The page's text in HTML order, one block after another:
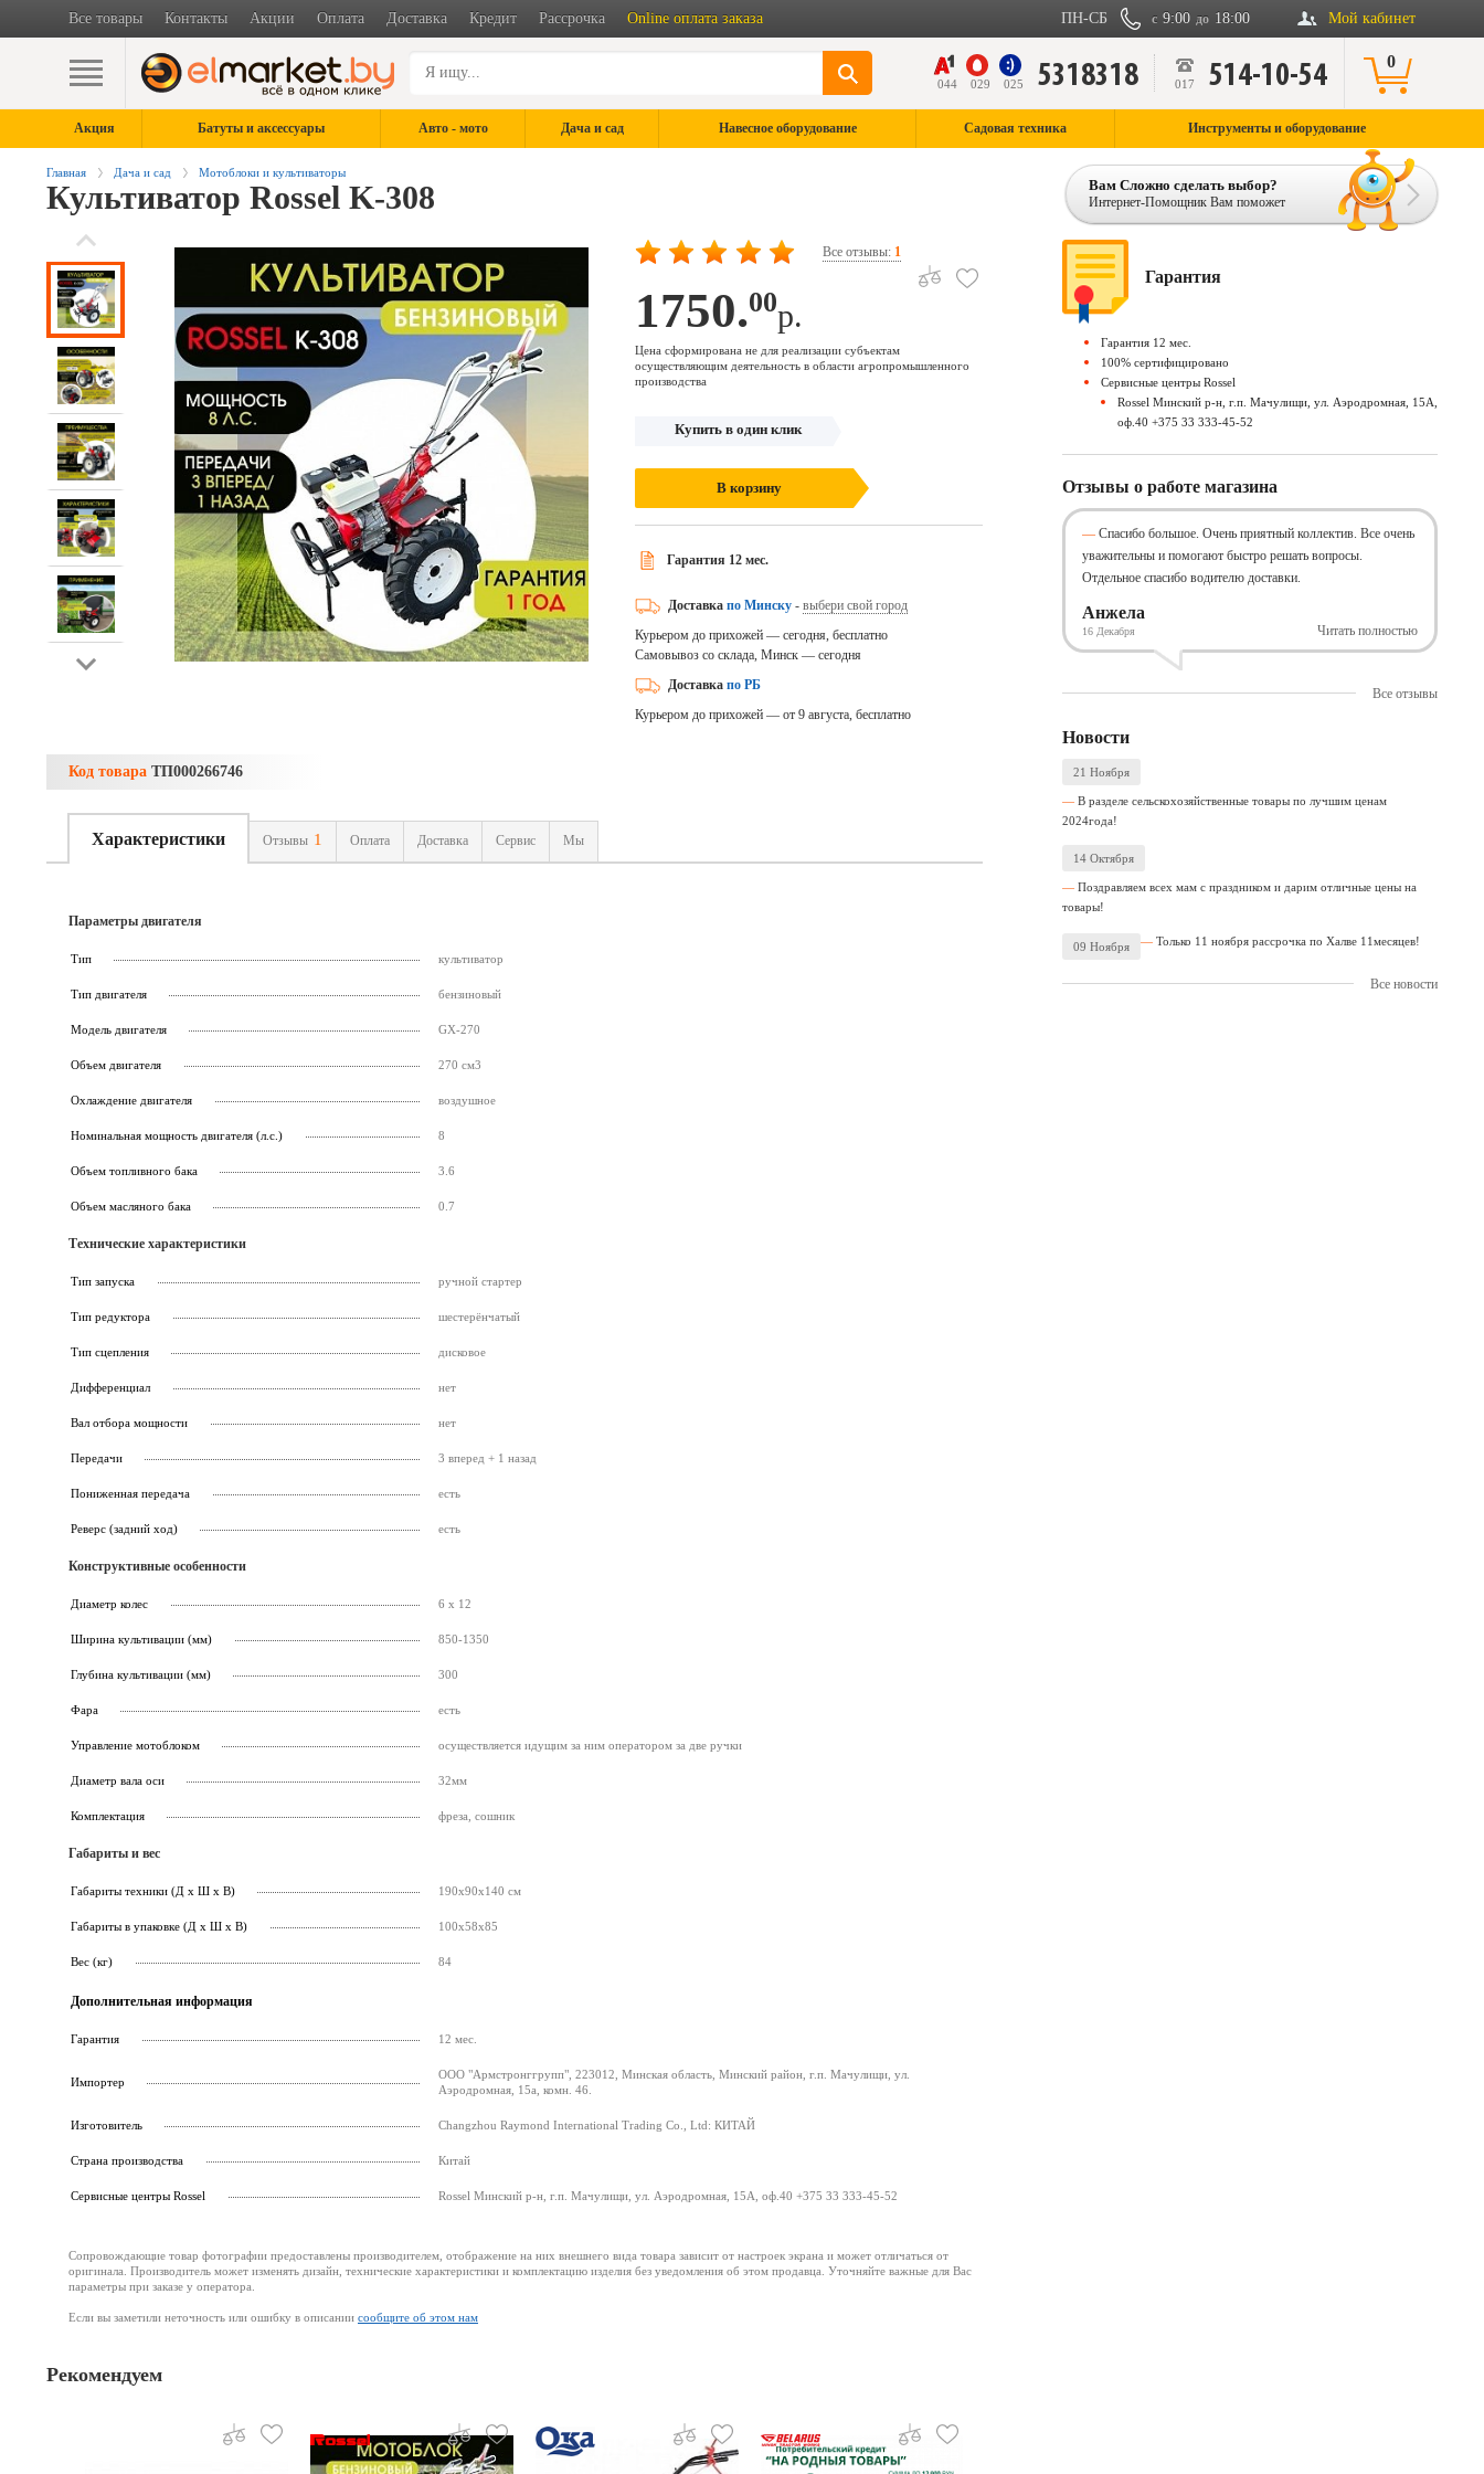
Все товары Контакты Акции Оплата Доставка Кредит Рассрочка Online оплата заказа Мой кабинет
с 9:00 до 18:00
ПН-СБ
044 029 025 5318318 017 514-10-54 0
Акция Батуты и аксессуары Авто - мото Дача и сад Навесное оборудование Садовая техника Инструменты и оборудование
Главная Дача и сад Мотоблоки и культиваторы
Культиватор Rossel K-308 Вам Сложно сделать выбор?
Интернет-Помощник Вам поможет
Все отзывы: 1
1750.00р.
Цена сформирована не для реализации субъектам
осуществляющим деятельность в области агропромышленного
производства
Купить в один клик
В корзину
Гарантия 12 мес.
Доставка по Минску- выбери свой город
Курьером до прихожей — сегодня, бесплатно
Самовывоз со склада, Минск — сегодня
Доставка по РБ
Курьером до прихожей — от 9 августа, бесплатно
Код товара ТП000266746
Характеристики Отзывы 1 Оплата Доставка Сервис Мы
Параметры двигателя
Тип культиватор
Тип двигателя бензиновый
Модель двигателя GX-270
Объем двигателя 270 см3
Охлаждение двигателя воздушное
Номинальная мощность двигателя (л.с.) 8
Объем топливного бака 3.6
Объем масляного бака 0.7
Технические характеристики
Тип запуска ручной стартер
Тип редуктора шестерёнчатый
Тип сцепления дисковое
Дифференциал нет
Вал отбора мощности нет
Передачи 3 вперед + 1 назад
Пониженная передача есть
Реверс (задний ход) есть
Конструктивные особенности
Диаметр колес 6 x 12
Ширина культивации (мм) 850-1350
Глубина культивации (мм) 300
Фара есть
Управление мотоблоком осуществляется идущим за ним оператором за две ручки
Диаметр вала оси 32мм
Комплектация фреза, сошник
Габариты и вес
Габариты техники (Д х Ш х В) 190х90х140 см
Габариты в упаковке (Д х Ш х В) 100х58х85
Вес (кг) 84
Дополнительная информация
Гарантия 12 мес.
Импортер
ООО "Армстронггрупп", 223012, Минская область, Минский район, г.п. Мачулищи, ул.
Аэродромная, 15а, комн. 46.
Изготовитель Changzhou Raymond International Trading Co., Ltd: КИТАЙ
Страна производства Китай
Cервисные центры Rossel Rossel Минский р-н, г.п. Мачулищи, ул. Аэродромная, 15А, оф.40 +375 33 333-45-52
Сопровождающие товар фотографии предоставлены производителем, отображение на них внешнего вида товара зависит от настроек экрана и может отличаться от
оригинала. Производитель может изменять дизайн, технические характеристики и комплектацию изделия без уведомления об этом продавца. Уточняйте важные для Вас
параметры при заказе у оператора.
Если вы заметили неточность или ошибку в описании сообщите об этом нам
Рекомендуем
Гарантия
Гарантия 12 мес.
100% сертифицировано
Сервисные центры Rossel
Rossel Минский р-н, г.п. Мачулищи, ул. Аэродромная, 15А,
оф.40 +375 33 333-45-52
Отзывы о работе магазина
Спасибо большое. Очень приятный коллектив. Все очень
уважительны и помогают быстро решать вопросы.
Отдельное спасибо водителю доставки.
Анжела
16 Декабря Читать полностью
Все отзывы
Новости
21 Ноября
В разделе сельскохозяйственные товары по лучшим ценам
2024года!
14 Октября
Поздравляем всех мам с праздником и дарим отличные цены на
товары!
09 Ноября Только 11 ноября рассрочка по Халве 11месяцев!
Все новости